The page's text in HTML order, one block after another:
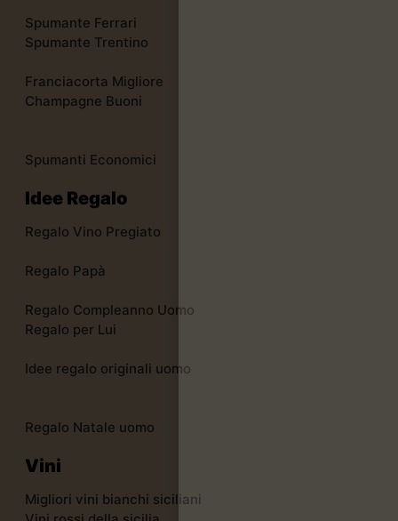
Spumante Ferrari
Spumante Trentino
Franciacorta Migliore
Champagne Buoni
Spumanti Economici
Idee Regalo
Regalo Vino Pregiato
Regalo Papà
Regalo Compleanno Uomo
Regalo per Lui
Idee regalo originali uomo
Regalo Natale uomo
Vini
Migliori vini bianchi siciliani